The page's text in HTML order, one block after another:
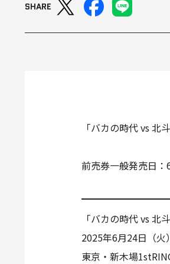
SHARE
「バカの時代 vs
前売券一般発売日
「バカの時代 vs 北
2025年6月24日（
東京・新木場